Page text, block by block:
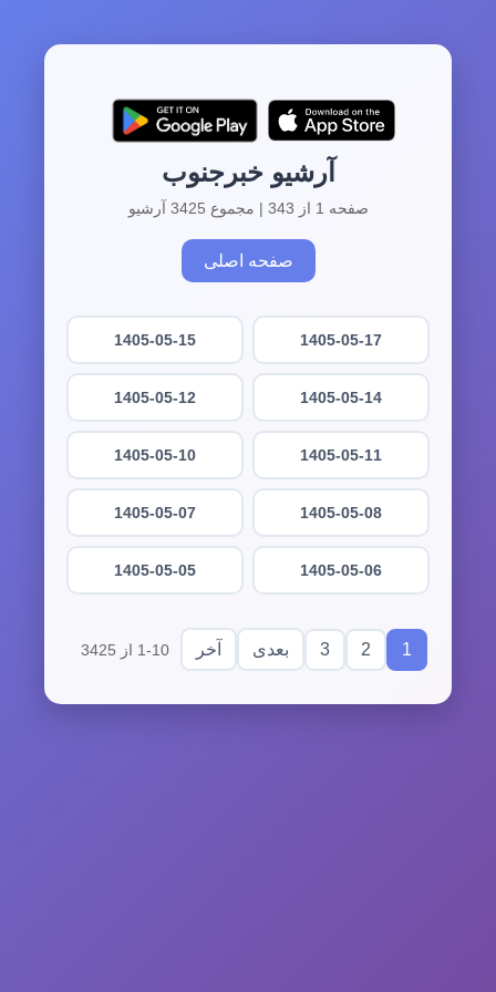
آرشیو خبرجنوب
صفحه 1 از 343 | مجموع 3425 آرشیو
صفحه اصلی
1405-05-17
1405-05-15
1405-05-14
1405-05-12
1405-05-11
1405-05-10
1405-05-08
1405-05-07
1405-05-06
1405-05-05
1
2
3 بعدی آخر 1-10 از 3425